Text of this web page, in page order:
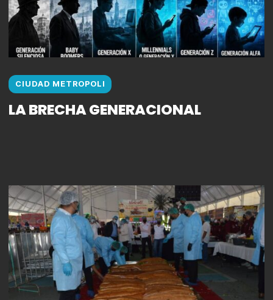
CIUDAD METROPOLI
LA BRECHA GENERACIONAL